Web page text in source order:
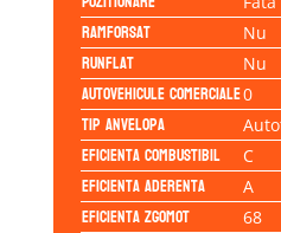
Ramforsat Nu
Runflat Nu
Autovehicule comerciale0
Tip anvelopa
Eficienta Combustibil C
Eficienta Aderenta A
Eficienta Zgomot 68